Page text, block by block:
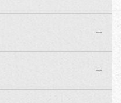
カートへ進む